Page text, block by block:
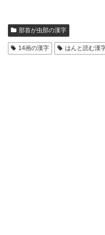
部首が虫部の漢字
14画の漢字 はんと読む漢